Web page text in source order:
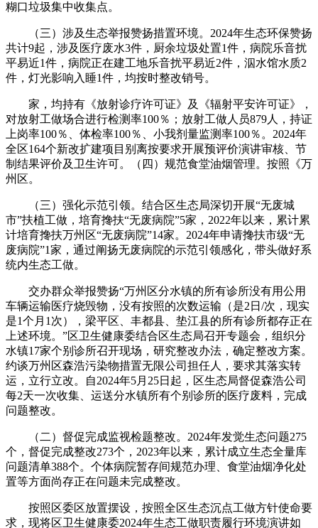
糊口垃圾集中收集点。
（三）涉及生态举报赞扬措置环境。2024年生态环保赞扬
共计9起，涉及医疗废水3件，厨余垃圾处置1件，病院乐音扰
平易近1件，病院正在建工地乐音扰平易近2件，泅水馆水质2
件，灯光影响入睡1件，均按时整改销号。
家，均持有《放射诊疗许可证》及《辐射平安许可证》，
对放射工做场合进行检测率100％；放射工做人员879人，持证
上岗率100％、体检率100％、小我剂量监测率100％。2024年
全区164个新改扩建项目别离按要求开展预评价演讲审核、节
制结果评价及卫生许可。（四）规范食堂油烟管理。按照《万
州区。
（三）强化示范引领。结合区生态局深切开展“无废城
市”扶植工做，培育搀扶“无废病院”5家，2022年以来，累计累
计培育搀扶万州区“无废病院”14家。2024年申请搀扶市级“无
废病院”1家，通过阐扬无废病院的示范引领感化，带头做好系
统内生态工做。
交办群众举报赞扬“万州区分水镇的所有诊所没有用公用
车辆运输医疗烧毁物，没有按照的次数运输（是2日/次，现实
是1个月1次），梁平区、丰都县、垫江县的所有诊所都存正在
上述环境。”区卫生健康委结合区生态局召开专题会，组织分
水镇17家个别诊所召开现场，研究整改办法，确定整改方案。
约谈万州区森浩污染物措置无限公司担任人，要求其落实转
运，立行立改。自2024年5月25日起，区生态局督促森浩公司
每2天一次收集、运送分水镇所有个别诊所的医疗废料，完成
问题整改。
（二）督促完成监视检题整改。2024年发觉生态问题275
个，督促完成整改273个，2023年以来，累计成立生态全量库
问题清单388个。个体病院暂存间规范办理、食堂油烟净化处
置等方面尚存正在问题未完成整改。
按照区委区放置摆设，按照全区生态沉点工做方针使命要
求，现将区卫生健康委2024年生态工做职责履行环境演讲如